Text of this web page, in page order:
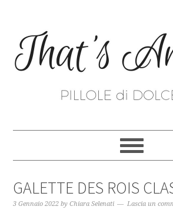
GALETTE DES ROIS
3 Gennaio 2022 byChiara Selenati Lascia un